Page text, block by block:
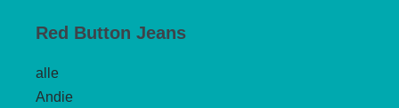
auf.
Red Button Jeans
alle
Andie